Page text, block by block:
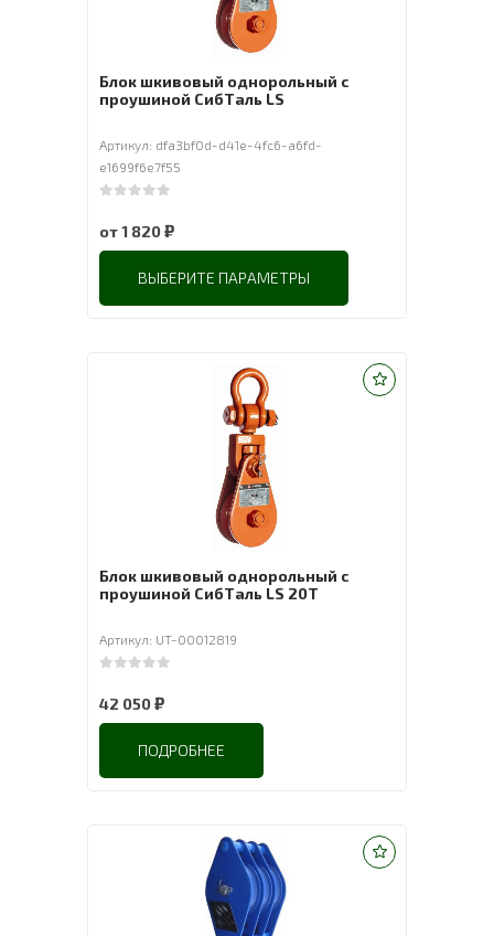
Блок шкивовый однорольный с
проушиной СибТаль LS
Артикул: dfa3bf0d-d41e-4fc6-a6fd-
e1699f6e7f55
от1 820₽
ВЫБЕРИТЕ ПАРАМЕТРЫ
Блок шкивовый однорольный с
проушиной СибТаль LS 20T
Артикул: UT-00012819
42 050₽
ПОДРОБНЕЕ